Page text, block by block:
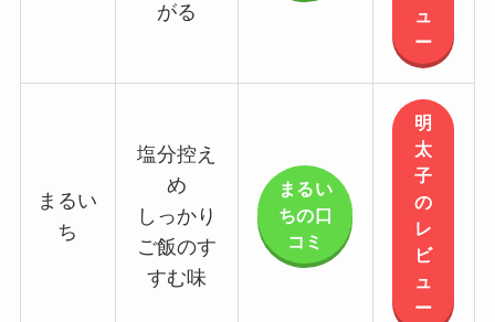
がる
ュ
ー
まるい
ち
塩分控え
め
しっかり
ご飯のす
すむ味
まるい
ちの口
コミ
明
太
子
の
レ
ビ
ュ
ー